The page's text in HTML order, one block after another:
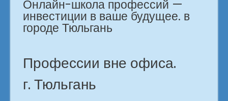
Тюльгань»
Онлайн-школа профессий —
инвестиции в ваше будущее. в
городе Тюльгань
Профессии вне офиса.
г. Тюльгань